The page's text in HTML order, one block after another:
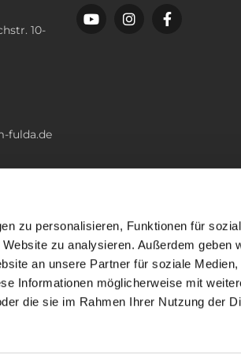
zu personalisieren, Funktionen für
zu analysieren. Außerdem geben
an unsere Partner für soziale Medien,
Informationen möglicherweise mit
die sie im Rahmen Ihrer Nutzung der
10-
fulda.de
ChurchDesk-